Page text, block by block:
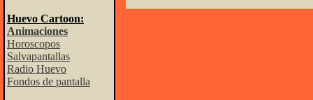
Huevo Cartoon:
Animaciones
Horoscopos
Salvapantallas
Radio Huevo
Fondos de pantalla